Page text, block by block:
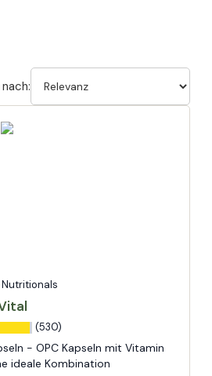
(530)
- OPC Kapseln mit Vitamin
ideale Kombination